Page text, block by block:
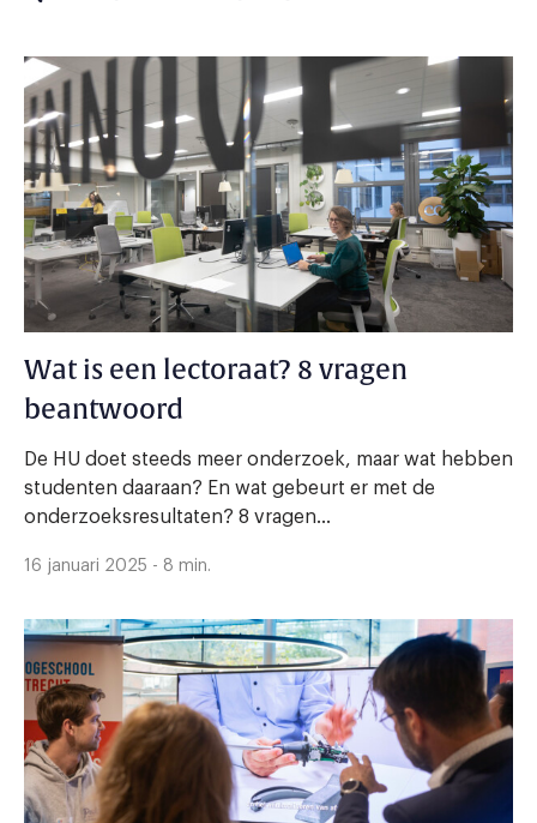
Wat is een lectoraat? 8 vragen
beantwoord
De HU doet steeds meer onderzoek, maar wat hebben
studenten daaraan? En wat gebeurt er met de
onderzoeksresultaten? 8 vragen...
16 januari 2025 - 8 min.